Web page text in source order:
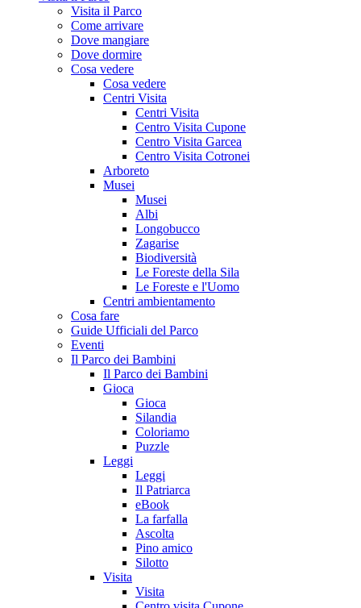
Visita il Parco
Come arrivare
Dove mangiare
Dove dormire
Cosa vedere
Cosa vedere
Centri Visita
Centri Visita
Centro Visita Cupone
Centro Visita Garcea
Centro Visita Cotronei
Arboreto
Musei
Musei
Albi
Longobucco
Zagarise
Biodiversità
Le Foreste della Sila
Le Foreste e l'Uomo
Centri ambientamento
Cosa fare
Guide Ufficiali del Parco
Eventi
Il Parco dei Bambini
Il Parco dei Bambini
Gioca
Gioca
Silandia
Coloriamo
Puzzle
Leggi
Leggi
Il Patriarca
eBook
La farfalla
Ascolta
Pino amico
Silotto
Visita
Visita